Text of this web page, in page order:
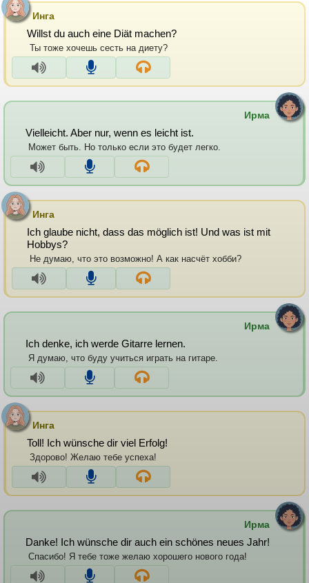
Инга
Willst du auch eine Diät machen?
Ты тоже хочешь сесть на диету?
Ирма
Vielleicht. Aber nur, wenn es leicht ist.
Может быть. Но только если это будет легко.
Инга
Ich glaube nicht, dass das möglich ist! Und was ist mit
Hobbys?
Не думаю, что это возможно! А как насчёт хобби?
Ирма
Ich denke, ich werde Gitarre lernen.
Я думаю, что буду учиться играть на гитаре.
Инга
Toll! Ich wünsche dir viel Erfolg!
Здорово! Желаю тебе успеха!
Ирма
Danke! Ich wünsche dir auch ein schönes neues Jahr!
Спасибо! Я тебе тоже желаю хорошего нового года!